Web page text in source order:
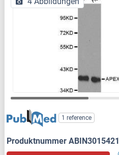
1 reference
Produktnummer ABIN3015421